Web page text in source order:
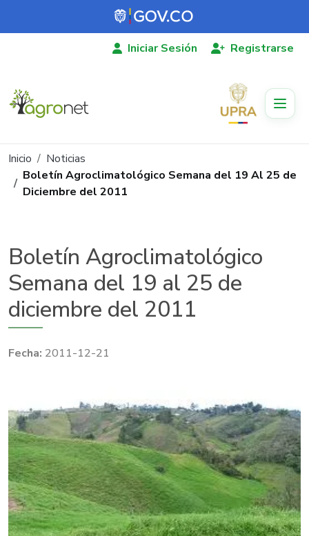
Pasar al contenido principal
Iniciar Sesión Registrarse
Ruta de navegación
Inicio
Noticias
Boletín Agroclimatológico Semana del 19 Al 25 de
Diciembre del 2011
Boletín Agroclimatológico
Semana del 19 al 25 de
diciembre del 2011
2011-12-21